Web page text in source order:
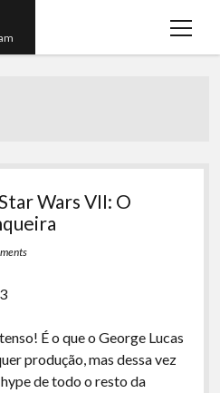
open
Wars VII: O
É o que o George Lucas
produção, mas dessa vez
de todo o resto da